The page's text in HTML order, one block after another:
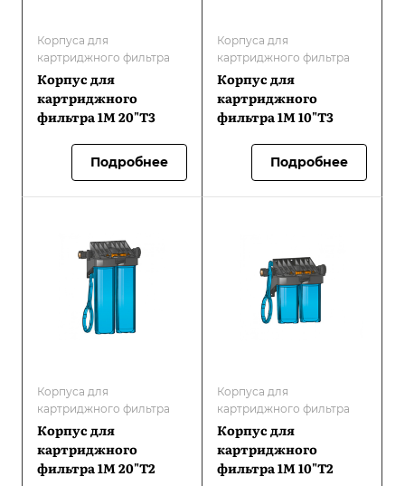
Корпуса для
картриджного фильтра
Корпус для
картриджного
фильтра 1М 20"Т3
Подробнее
Корпуса для
картриджного фильтра
Корпус для
картриджного
фильтра 1М 10"Т3
Подробнее
Корпуса для
картриджного фильтра
Корпус для
картриджного
фильтра 1М 20"Т2
Корпуса для
картриджного фильтра
Корпус для
картриджного
фильтра 1М 10"Т2